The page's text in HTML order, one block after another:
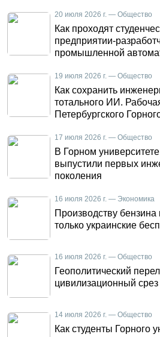
20 июля 2026 г. — Общество
Как проходят
предприятии-
промышленной
19 июля 2026 г. — Общество
Как сохранить
тотального ИИ.
Петербургского
17 июля 2026 г. — Общество
В Горном
выпустили первых
поколения
16 июля 2026 г. — Экономика
Производству
только украинские
16 июля 2026 г. — Общество
Геополитический
цивилизационный срез
14 июля 2026 г. — Общество
Как студенты Горного